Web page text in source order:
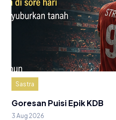
Sastra
Goresan Puisi Epik KDB
3 Aug 2026